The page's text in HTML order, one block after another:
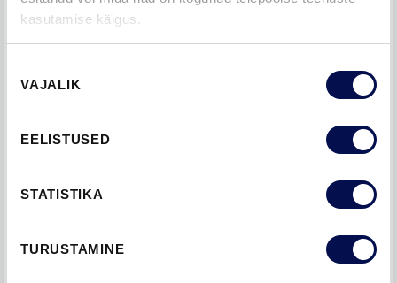
kasutamise käigus.
valik
VAJALIK
EELISTUSED
STATISTIKA
TURUSTAMINE
SISEUKS TRADITION 51